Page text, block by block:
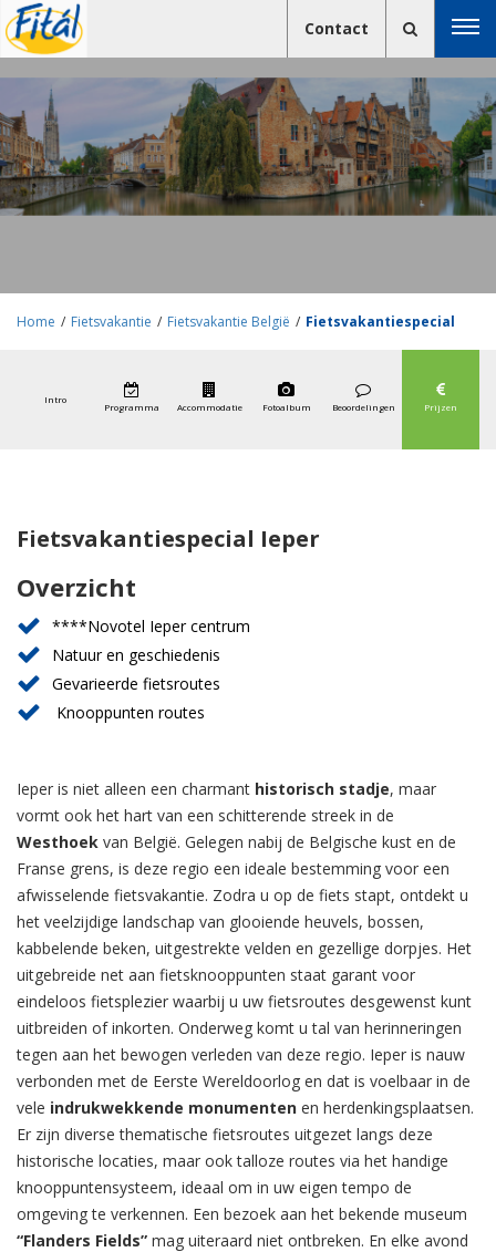
Contact
Home / Fietsvakantie / Fietsvakantie België / Fietsvakantiespecial
Intro
Programma Accommodatie Fotoalbum Beoordelingen Prijzen
Fietsvakantiespecial Ieper
Overzicht
****Novotel Ieper centrum
Natuur en geschiedenis
Gevarieerde fietsroutes
Knooppunten routes
Ieper is niet alleen een charmant historisch stadje, maar
vormt ook het hart van een schitterende streek in de
Westhoek van België. Gelegen nabij de Belgische kust en de
Franse grens, is deze regio een ideale bestemming voor een
afwisselende fietsvakantie. Zodra u op de fiets stapt, ontdekt u
het veelzijdige landschap van glooiende heuvels, bossen,
kabbelende beken, uitgestrekte velden en gezellige dorpjes. Het
uitgebreide net aan fietsknooppunten staat garant voor
eindeloos fietsplezier waarbij u uw fietsroutes desgewenst kunt
uitbreiden of inkorten. Onderweg komt u tal van herinneringen
tegen aan het bewogen verleden van deze regio. Ieper is nauw
verbonden met de Eerste Wereldoorlog en dat is voelbaar in de
vele indrukwekkende monumenten en herdenkingsplaatsen.
Er zijn diverse thematische fietsroutes uitgezet langs deze
historische locaties, maar ook talloze routes via het handige
knooppuntensysteem, ideaal om in uw eigen tempo de
omgeving te verkennen. Een bezoek aan het bekende museum
“Flanders Fields” mag uiteraard niet ontbreken. En elke avond